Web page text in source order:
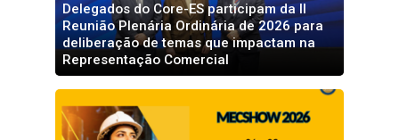
Delegados do Core-ES participam da II
Reunião Plenária Ordinária de 2026 para
deliberação de temas que impactam na
Representação Comercial